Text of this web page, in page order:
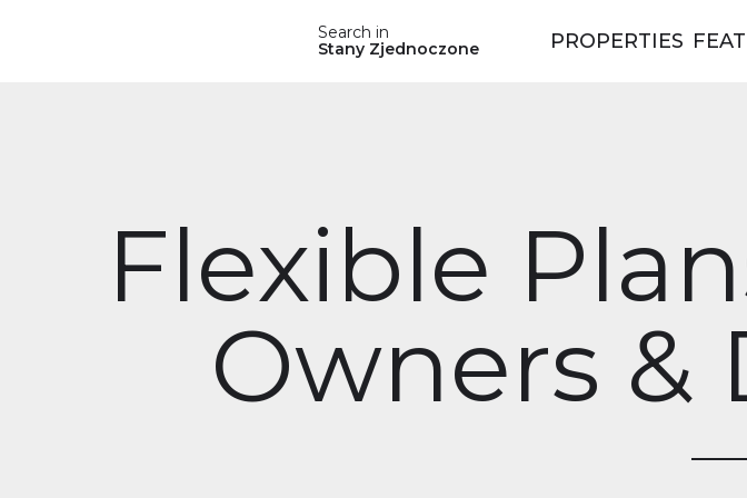
Search in
Stany Zjednoczone
PROPERTIES
Flexible
Owners &